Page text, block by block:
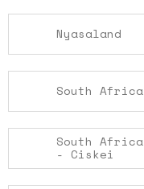
Nyasaland
South Africa
South Africa
- Ciskei